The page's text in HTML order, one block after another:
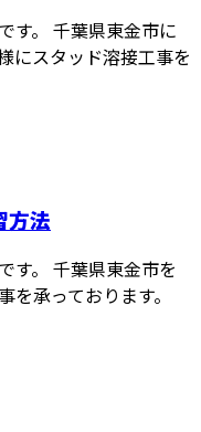
す。 千葉県東金市に
にスタッド溶接工事を
方法
す。 千葉県東金市を
承っております。